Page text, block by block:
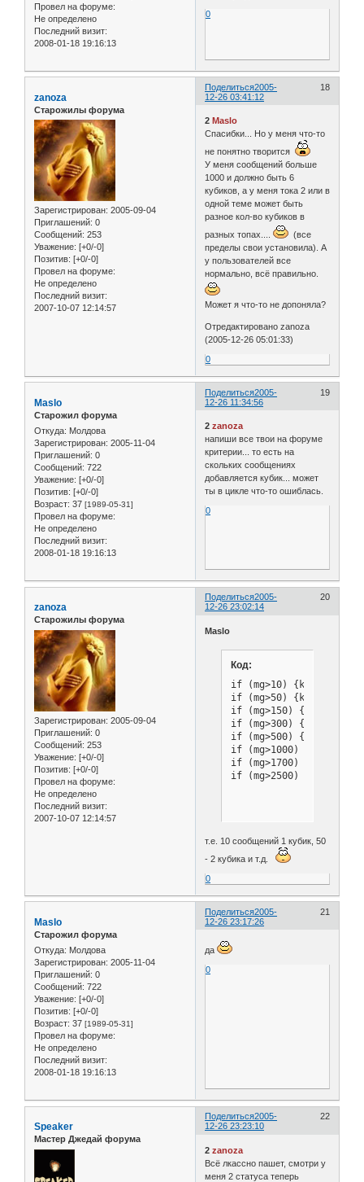
Провел на форуме:
Не определено
Последний визит:
2008-01-18 19:16:13
0
Поделиться 18
2005-
12-26 03:41:12
zanoza
Старожилы форума
Зарегистрирован: 2005-09-04
Приглашений: 0
Сообщений: 253
Уважение: [+0/-0]
Позитив: [+0/-0]
Провел на форуме:
Не определено
Последний визит:
2007-10-07 12:14:57
2Maslo
Спасибки... Но у меня что-то
не понятно творится
У меня сообщений больше
1000 и должно быть 6
кубиков, а у меня тока 2 или в
одной теме может быть
разное кол-во кубиков в
разных топах....
(все
пределы свои установила). А
у пользователей все
нормально, всё правильно.
Может я что-то не допоняла?
Отредактировано zanoza
(2005-12-26 05:01:33)
0
Поделиться 19
2005-
12-26 11:34:56
Maslo
Старожил форума
Откуда: Молдова
Зарегистрирован: 2005-11-04
Приглашений: 0
Сообщений: 722
Уважение: [+0/-0]
Позитив: [+0/-0]
Возраст: 37 [1989-05-31]
Провел на форуме:
Не определено
Последний визит:
2008-01-18 19:16:13
2zanoza
напиши все твои на форуме
критерии... то есть на
скольких сообщениях
добавляется кубик... может
ты в цикле что-то ошиблась.
0
Поделиться 20
2005-
12-26 23:02:14
zanoza
Старожилы форума
Зарегистрирован: 2005-09-04
Приглашений: 0
Сообщений: 253
Уважение: [+0/-0]
Позитив: [+0/-0]
Провел на форуме:
Не определено
Последний визит:
2007-10-07 12:14:57
Maslo
Код:
if (mg>10) {k=1}
if (mg>50) {k=2}
if (mg>150) {k=3}
if (mg>300) {k=4}
if (mg>500) {k=5}
if (mg>1000) {k=6}
if (mg>1700) {k=7}
if (mg>2500) {k=8}
т.е. 10 сообщений 1 кубик, 50
- 2 кубика и т.д.
0
Поделиться 21
2005-
12-26 23:17:26
Maslo
Старожил форума
Откуда: Молдова
Зарегистрирован: 2005-11-04
Приглашений: 0
Сообщений: 722
Уважение: [+0/-0]
Позитив: [+0/-0]
Возраст: 37 [1989-05-31]
Провел на форуме:
Не определено
Последний визит:
2008-01-18 19:16:13
да
0
Поделиться 22
2005-
12-26 23:23:10
Speaker
Мастер Джедай форума
2zanoza
Всё лкассно пашет, смотри у
меня 2 статуса теперь